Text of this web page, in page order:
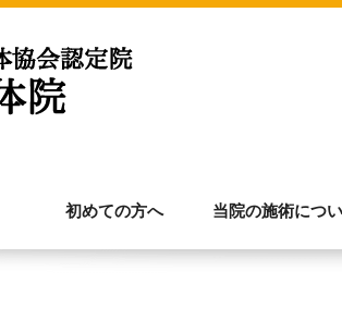
初めての方へ 当院の施術につ